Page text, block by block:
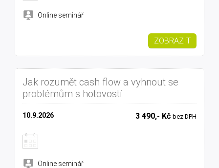
Online seminář
ZOBRAZIT
Jak rozumět cash flow a vyhnout se
problémům s hotovostí
3 490,- Kč bez DPH
10.9.2026
Online seminář